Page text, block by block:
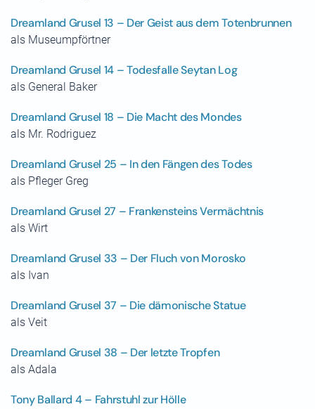
Dreamland Grusel 13 – Der Geist aus dem Totenbrunnen
als Museumpförtner
Dreamland Grusel 14 – Todesfalle Seytan Log
als General Baker
Dreamland Grusel 18 – Die Macht des Mondes
als Mr. Rodriguez
Dreamland Grusel 25 – In den Fängen des Todes
als Pfleger Greg
Dreamland Grusel 27 – Frankensteins Vermächtnis
als Wirt
Dreamland Grusel 33 – Der Fluch von Morosko
als Ivan
Dreamland Grusel 37 – Die dämonische Statue
als Veit
Dreamland Grusel 38 – Der letzte Tropfen
als Adala
Tony Ballard 4 – Fahrstuhl zur Hölle